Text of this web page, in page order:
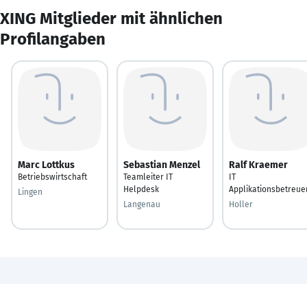
XING Mitglieder mit ähnlichen
Profilangaben
Marc Lottkus
Betriebswirtschaft
Lingen
Sebastian Menzel
Teamleiter IT
Helpdesk
Langenau
Ralf Kraemer
IT
Holler